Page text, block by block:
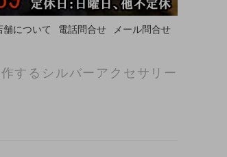
舗について 電話問合せ メール問合せ
するシルバーアクセサリー